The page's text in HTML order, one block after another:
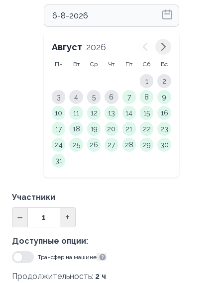
Август 2026
Пн Вт Ср Чт Пт Сб Вс
1
2
3
4 5 6 7 8
9
10
11 12 13 14 15
16
17
18 19 20 21 22
23
24
25 26 27 28 29
30
31
Участники
− +
Доступные опции:
Трансфер на машине
Продолжительность: 2 ч